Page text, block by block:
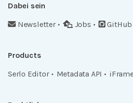
Dabei sein
Newsletter
Jobs GitHub
Products
Serlo Editor
Metadata API